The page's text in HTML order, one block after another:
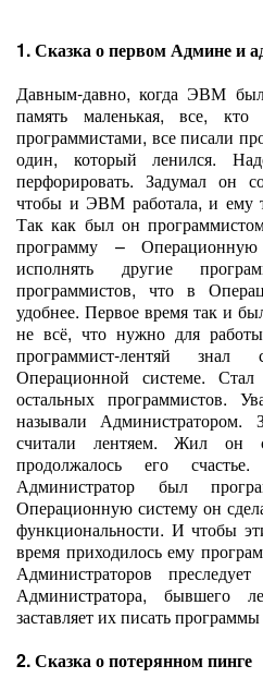
1. Сказка о первом Админе и
Давным-давно, когда ЭВМ
память маленькая, все,
программистами, все писали
один, который ленился.
перфорировать. Задумал он
чтобы и ЭВМ работала, и ему
Так как был он
программу –
исполнять другие
программистов, что в
удобнее. Первое время так и
не всё, что нужно для
программист-лентяй
Операционной системе.
остальных программистов.
называли
считали лентяем. Жил он
продолжалось его
Администратор был
Операционную систему он
функциональности. И чтобы
время приходилось ему
Администраторов
Администратора, бывшего
заставляет их писать
2. Сказка о потерянном пинге